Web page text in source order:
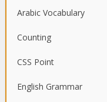
Arabic Vocabulary
Counting
CSS Point
English Grammar